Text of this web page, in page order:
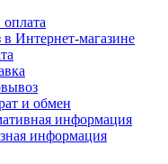
в Интернет-магазине
и обмен
информация
информация